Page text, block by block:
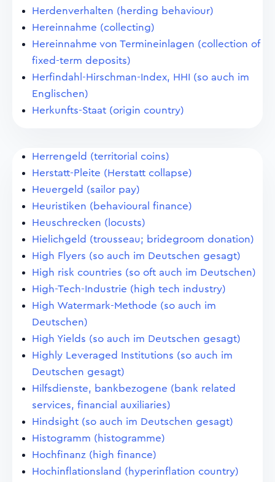
Herdenverhalten (herding behaviour)
Hereinnahme (collecting)
Hereinnahme von Termineinlagen (collection of
fixed-term deposits)
Herfindahl-Hirschman-Index, HHI (so auch im
Englischen)
Herkunfts-Staat (origin country)
Herrengeld (territorial coins)
Herstatt-Pleite (Herstatt collapse)
Heuergeld (sailor pay)
Heuristiken (behavioural finance)
Heuschrecken (locusts)
Hielichgeld (trousseau; bridegroom donation)
High Flyers (so auch im Deutschen gesagt)
High risk countries (so oft auch im Deutschen)
High-Tech-Industrie (high tech industry)
High Watermark-Methode (so auch im
Deutschen)
High Yields (so auch im Deutschen gesagt)
Highly Leveraged Institutions (so auch im
Deutschen gesagt)
Hilfsdienste, bankbezogene (bank related
services, financial auxiliaries)
Hindsight (so auch im Deutschen gesagt)
Histogramm (histogramme)
Hochfinanz (high finance)
Hochinflationsland (hyperinflation country)